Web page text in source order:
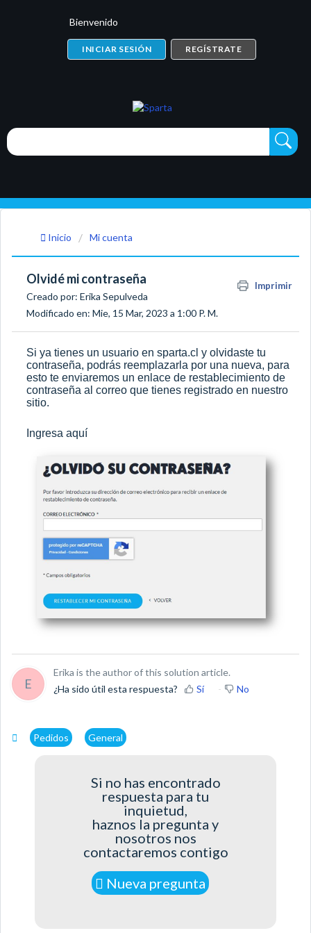
Bienvenido
INICIAR SESIÓN REGÍSTRATE
Inicio Mi cuenta
Olvidé mi contraseña Imprimir
Creado por: Erika Sepulveda
Modificado en: Mie, 15 Mar, 2023 a 1:00 P. M.
Si ya tienes un usuario en sparta.cl y olvidaste tu
contraseña, podrás reemplazarla por una nueva, para
esto te enviaremos un enlace de restablecimiento de
contraseña al correo que tienes registrado en nuestro
sitio.
Ingresa aquí
E
Erika is the author of this solution article.
¿Ha sido útil esta respuesta?
Sí No
Pedidos General
Si no has encontrado
respuesta para tu
inquietud,
haznos la pregunta y
nosotros nos
contactaremos contigo
Nueva pregunta